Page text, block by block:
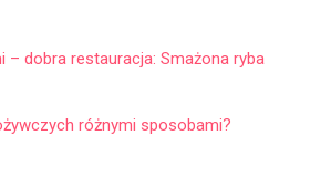
– dobra restauracja: Smażona ryba
różnymi sposobami?